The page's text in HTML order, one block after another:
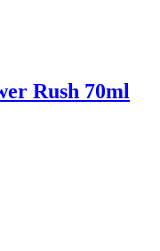
Rush 70ml